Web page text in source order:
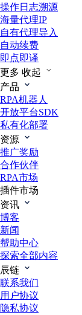
操作日志溯源
海量代理IP
自有代理导入
自动续费
即点即译
更多 收起
产品
RPA机器人
开放平台SDK
私有化部署
资源
推广奖励
合作伙伴
RPA市场
插件市场
资讯
博客
新闻
帮助中心
探索全部内容
辰链
联系我们
用户协议
隐私协议